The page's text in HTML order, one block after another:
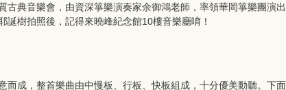
古典音樂會，由資深箏樂演奏家余御鴻老師，率領華岡箏樂團
樹拍照後，記得來曉峰紀念館10樓音樂廳唷！
而成，整首樂曲由中慢板、行板、快板組成，十分優美動聽。下